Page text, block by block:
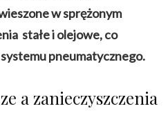
w sprężonym
stałe i olejowe, co
pneumatycznego.
a zanieczyszczenia